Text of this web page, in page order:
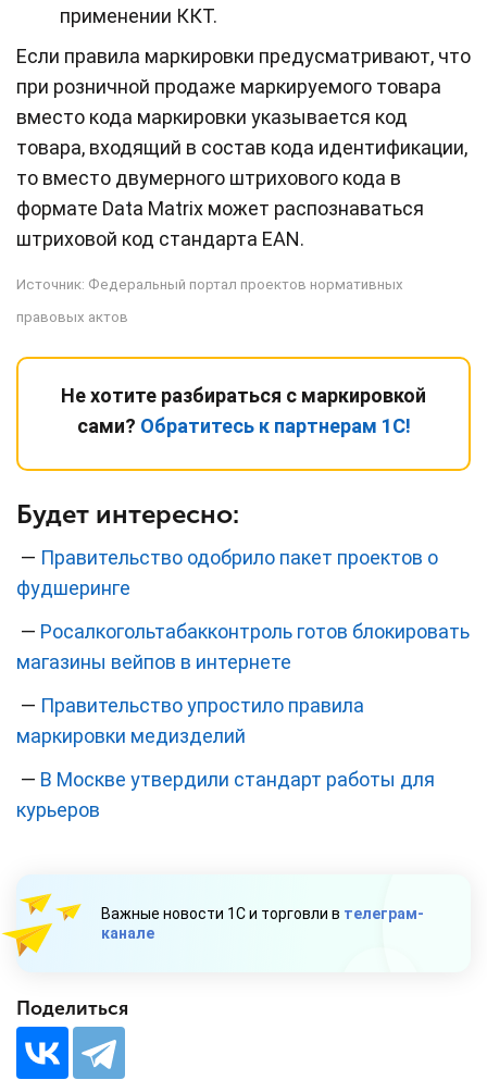
применении ККТ.
Если правила маркировки предусматривают, что
при розничной продаже маркируемого товара
вместо кода маркировки указывается код
товара, входящий в состав кода идентификации,
то вместо двумерного штрихового кода в
формате Data Matrix может распознаваться
штриховой код стандарта EAN.
Источник: Федеральный портал проектов нормативных
правовых актов
Не хотите разбираться с маркировкой
сами? Обратитесь к партнерам 1С!
Будет интересно:
— Правительство одобрило пакет проектов о
фудшеринге
— Росалкогольтабакконтроль готов блокировать
магазины вейпов в интернете
— Правительство упростило правила
маркировки медизделий
— В Москве утвердили стандарт работы для
курьеров
Важные новости 1С и торговли в телеграм-
канале
Поделиться